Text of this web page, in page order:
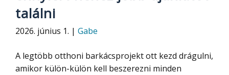
találni
2026. június 1. | Gabe
A legtöbb otthoni barkácsprojekt ott kezd drágulni,
amikor külön-külön kell beszerezni minden